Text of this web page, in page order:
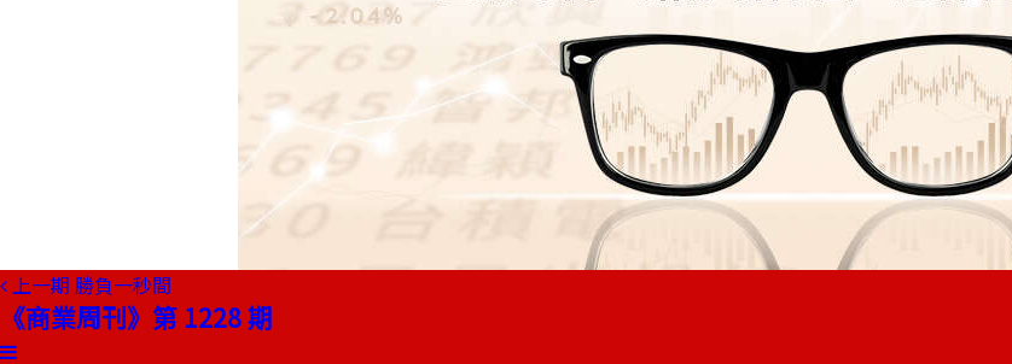
上一期 勝負一秒間
《商業周刊》第 1228 期